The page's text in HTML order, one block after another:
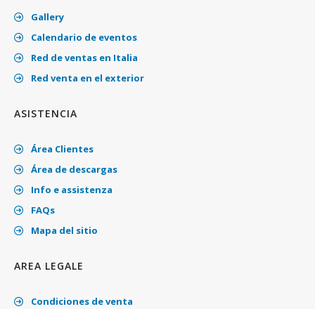
Gallery
Calendario de eventos
Red de ventas en Italia
Red venta en el exterior
ASISTENCIA
Área Clientes
Área de descargas
Info e assistenza
FAQs
Mapa del sitio
AREA LEGALE
Condiciones de venta